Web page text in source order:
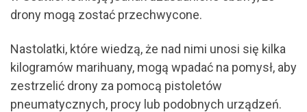
drony mogą zostać przechwycone.
Nastolatki, które wiedzą, że nad nimi unosi się kilka
kilogramów marihuany, mogą wpadać na pomysł, aby
zestrzelić drony za pomocą pistoletów
pneumatycznych, procy lub podobnych urządzeń.